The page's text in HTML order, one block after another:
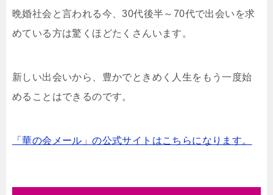
晩婚社会と言われる今、30代後半～70代で出会いを求
めている方は驚くほどたくさんいます。
新しい出会いから、豊かでときめく人生をもう一度始
めることはできるのです。
「華の会メール」の公式サイトはこちらになります。